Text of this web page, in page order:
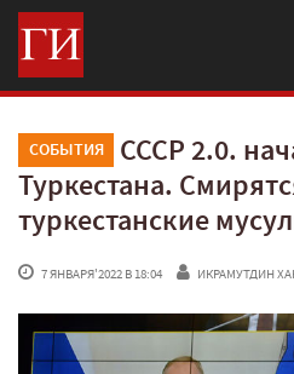
СОБЫТИЯ
СССР 2.0.
Туркестана.
туркестанские
7 ЯНВАРЯ'2022 В 18:04 ИКРАМУТДИН